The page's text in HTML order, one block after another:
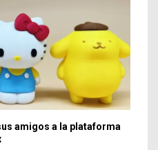
amigos a la plataforma